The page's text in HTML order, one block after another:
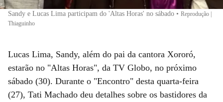
Sandy e Lucas Lima participam do 'Altas Horas' no sábado • Reprodução |
Thiaguinho
Lucas Lima, Sandy, além do pai da cantora Xororó,
estarão no "Altas Horas", da TV Globo, no próximo
sábado (30). Durante o "Encontro" desta quarta-feira
(27), Tati Machado deu detalhes sobre os bastidores da